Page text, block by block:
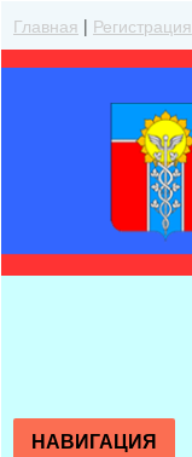
Главная | Регистрация
НАВИГАЦИЯ